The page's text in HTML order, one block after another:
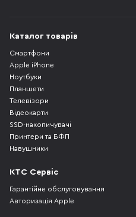
Каталог товарів
Смартфони
Apple iPhone
Ноутбуки
Планшети
Телевізори
Відеокарти
SSD-накопичувачі
Принтери та БФП
Навушники
КТС Сервіс
Гарантійне обслуговування
Авторизація Apple